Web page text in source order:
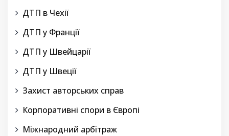
ДТП в Чехії
ДТП у Франції
ДТП у Швейцарії
ДТП у Швеції
Захист авторських справ
Корпоративні спори в Європі
Міжнародний арбітраж